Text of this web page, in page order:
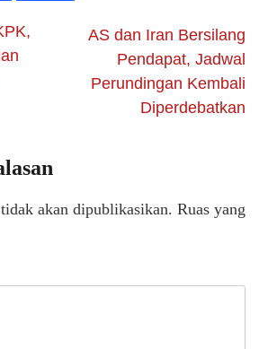
AS dan Iran Bersilang
Pendapat, Jadwal
Perundingan Kembali
Diperdebatkan
akan dipublikasikan. Ruas yang